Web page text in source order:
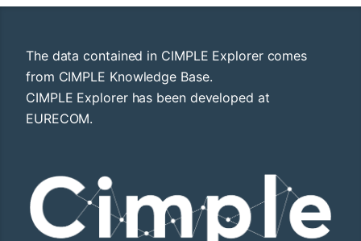
The data contained in CIMPLE Explorer comes
from CIMPLE Knowledge Base.
CIMPLE Explorer has been developed at
EURECOM.